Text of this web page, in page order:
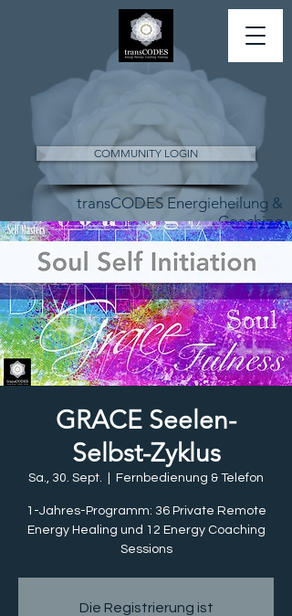
COMMUNITY LOGIN
transCODES Energieheilung &
Coaching
GRACE Seelen-
Selbst-Zyklus
Sa., 30. Sept. Fernbedienung & Telefon
1-Jahres-Programm: 36 Private Remote
Energy Healing und 12 Energy Coaching
Sessions
Die Registrierung ist